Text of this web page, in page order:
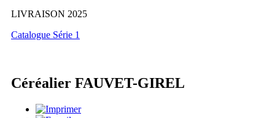
LIVRAISON 2025
Catalogue Série 1
Céréalier FAUVET-GIREL